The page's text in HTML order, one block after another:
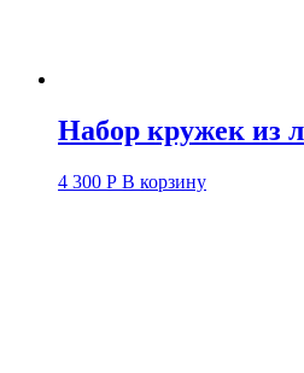
Набор кружек из
4 300 Р В корзину